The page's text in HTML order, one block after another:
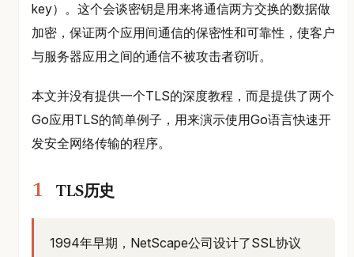
key）。这个会谈密钥是用来将通信两方交换的数据做
加密，保证两个应用间通信的保密性和可靠性，使客户
与服务器应用之间的通信不被攻击者窃听。
本文并没有提供一个TLS的深度教程，而是提供了两个
Go应用TLS的简单例子，用来演示使用Go语言快速开
发安全网络传输的程序。
TLS历史
1994年早期，NetScape公司设计了SSL协议